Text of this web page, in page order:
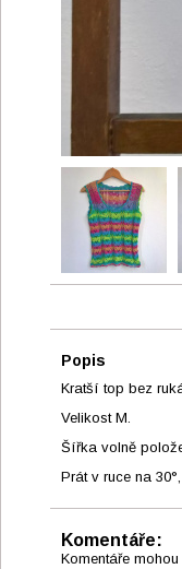
Popis
Kratší top bez
Velikost M.
Šířka volně
Prát v ruce na
Komentáře:
Komentáře